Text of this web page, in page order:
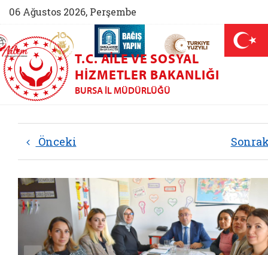
06 Ağustos 2026, Perşembe
(yeni sekmede açılır)
AİLEM İletişim Merkezi (yeni sekmede açılır)
Aile ve Nüfus On Yılı (yeni sekmede açılır)
Darülaceze bağış sayfası (yeni
T.C. AILE VE SOSYAL
HIZMETLER BAKANLIĞI
BURSA İL MÜDÜRLÜĞÜ
Önceki